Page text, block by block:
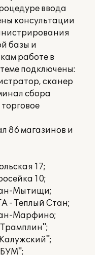
ввода
консультации
базы и
работе в
подключены:
сканер
сбора
86 магазинов и
17;
10;
Мытищи;
- Теплый Стан;
Марфино;